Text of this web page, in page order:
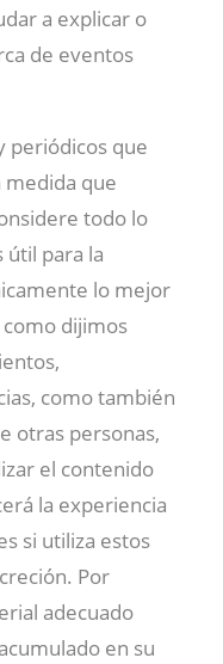
a explicar o
de eventos
periódicos que
medida que
todo lo
útil para la
lo mejor
dijimos
como también
otras personas,
el contenido
la experiencia
si utiliza estos
Por
adecuado
en su